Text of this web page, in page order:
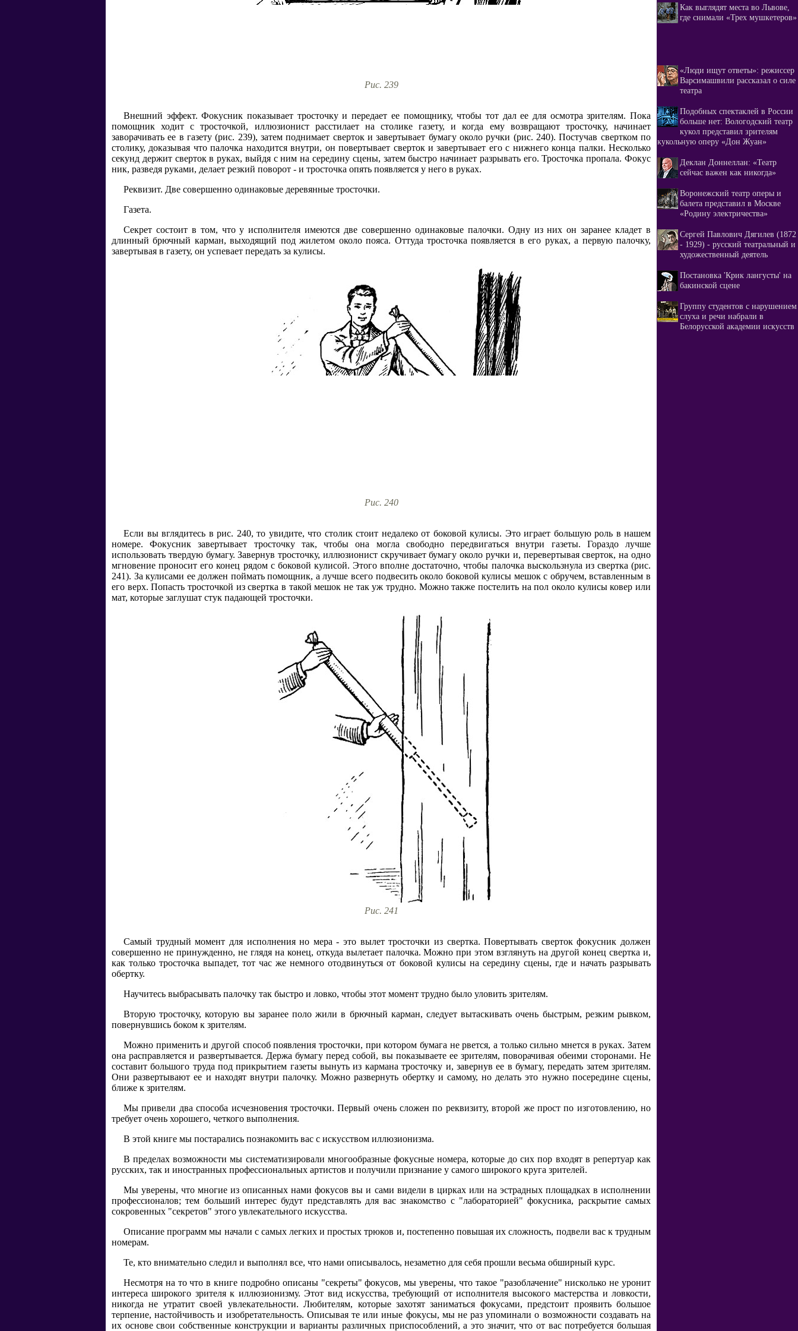
Рис. 239
Внешний эффект. Фокусник показывает тросточку и передает ее помощнику, чтобы тот дал ее для осмотра зрителям. Пока
помощник ходит с тросточкой, иллюзионист расстилает на столике газету, и когда ему возвращают тросточку, начинает
заворачивать ее в газету (рис. 239), затем поднимает сверток и завертывает бумагу около ручки (рис. 240). Постучав свертком по
столику, доказывая что палочка находится внутри, он повертывает сверток и завертывает его с нижнего конца палки. Несколько
секунд держит сверток в руках, выйдя с ним на середину сцены, затем быстро начинает разрывать его. Тросточка пропала. Фокус
ник, разведя руками, делает резкий поворот - и тросточка опять появляется у него в руках.
Реквизит. Две совершенно одинаковые деревянные тросточки.
Газета.
Секрет состоит в том, что у исполнителя имеются две совершенно одинаковые палочки. Одну из них он заранее кладет в
длинный брючный карман, выходящий под жилетом около пояса. Оттуда тросточка появляется в его руках, а первую палочку,
завертывая в газету, он успевает передать за кулисы.
Рис. 240
Если вы вглядитесь в рис. 240, то увидите, что столик стоит недалеко от боковой кулисы. Это играет большую роль в нашем
номере. Фокусник завертывает тросточку так, чтобы она могла свободно передвигаться внутри газеты. Гораздо лучше
использовать твердую бумагу. Завернув тросточку, иллюзионист скручивает бумагу около ручки и, перевертывая сверток, на одно
мгновение проносит его конец рядом с боковой кулисой. Этого вполне достаточно, чтобы палочка выскользнула из свертка (рис.
241). За кулисами ее должен поймать помощник, а лучше всего подвесить около боковой кулисы мешок с обручем, вставленным в
его верх. Попасть тросточкой из свертка в такой мешок не так уж трудно. Можно также постелить на пол около кулисы ковер или
мат, которые заглушат стук падающей тросточки.
Рис. 241
Самый трудный момент для исполнения но мера - это вылет тросточки из свертка. Повертывать сверток фокусник должен
совершенно не принужденно, не глядя на конец, откуда вылетает палочка. Можно при этом взглянуть на другой конец свертка и,
как только тросточка выпадет, тот час же немного отодвинуться от боковой кулисы на середину сцены, где и начать разрывать
обертку.
Научитесь выбрасывать палочку так быстро и ловко, чтобы этот момент трудно было уловить зрителям.
Вторую тросточку, которую вы заранее поло жили в брючный карман, следует вытаскивать очень быстрым, резким рывком,
повернувшись боком к зрителям.
Можно применить и другой способ появления тросточки, при котором бумага не рвется, а только сильно мнется в руках. Затем
она расправляется и развертывается. Держа бумагу перед собой, вы показываете ее зрителям, поворачивая обеими сторонами. Не
составит большого труда под прикрытием газеты вынуть из кармана тросточку и, завернув ее в бумагу, передать затем зрителям.
Они развертывают ее и находят внутри палочку. Можно развернуть обертку и самому, но делать это нужно посередине сцены,
ближе к зрителям.
Мы привели два способа исчезновения тросточки. Первый очень сложен по реквизиту, второй же прост по изготовлению, но
требует очень хорошего, четкого выполнения.
В этой книге мы постарались познакомить вас с искусством иллюзионизма.
В пределах возможности мы систематизировали многообразные фокусные номера, которые до сих пор входят в репертуар как
русских, так и иностранных профессиональных артистов и получили признание у самого широкого круга зрителей.
Мы уверены, что многие из описанных нами фокусов вы и сами видели в цирках или на эстрадных площадках в исполнении
профессионалов; тем больший интерес будут представлять для вас знакомство с "лабораторией" фокусника, раскрытие самых
сокровенных "секретов" этого увлекательного искусства.
Описание программ мы начали с самых легких и простых трюков и, постепенно повышая их сложность, подвели вас к трудным
номерам.
Те, кто внимательно следил и выполнял все, что нами описывалось, незаметно для себя прошли весьма обширный курс.
Несмотря на то что в книге подробно описаны "секреты" фокусов, мы уверены, что такое "разоблачение" нисколько не уронит
интереса широкого зрителя к иллюзионизму. Этот вид искусства, требующий от исполнителя высокого мастерства и ловкости,
никогда не утратит своей увлекательности. Любителям, которые захотят заниматься фокусами, предстоит проявить большое
терпение, настойчивость и изобретательность. Описывая те или иные фокусы, мы не раз упоминали о возможности создавать на
их основе свои собственные конструкции и варианты различных приспособлений, а это значит, что от вас потребуется большая
Как выглядят места во Львове,
где снимали «Трех мушкетеров»
«Люди ищут ответы»: режиссер
Варсимашвили рассказал о силе
театра
Подобных спектаклей в России
больше нет: Вологодский театр
кукол представил зрителям
кукольную оперу «Дон Жуан»
Деклан Доннеллан: «Театр
сейчас важен как никогда»
Воронежский театр оперы и
балета представил в Москве
«Родину электричества»
Сергей Павлович Дягилев (1872
- 1929) - русский театральный и
художественный деятель
Постановка 'Крик лангусты' на
бакинской сцене
Группу студентов с нарушением
слуха и речи набрали в
Белорусской академии искусств